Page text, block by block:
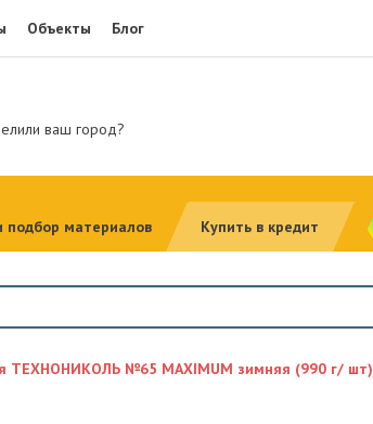
Объекты
Блог
ваш город?
подбор материалов Купить в кредит
ТЕХНОНИКОЛЬ №65 MAXIMUM зимняя (990 г/ шт)